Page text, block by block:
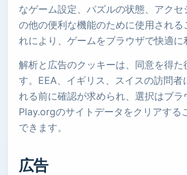
なゲーム設定、パズルの状態、アク
の他の便利な機能のために使用される
れにより、ゲームをブラウザで快適に
解析と広告のクッキーは、同意を得た
す。EEA、イギリス、スイスの訪問者
れる前に確認が求められ、選択はブ
Play.orgのサイトデータをクリアする
できます。
広告